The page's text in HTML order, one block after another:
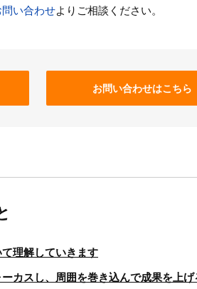
問い合わせよりご相談ください。
お問い合わせはこちら
理解していきます
カスし、周囲を巻き込んで成果を上